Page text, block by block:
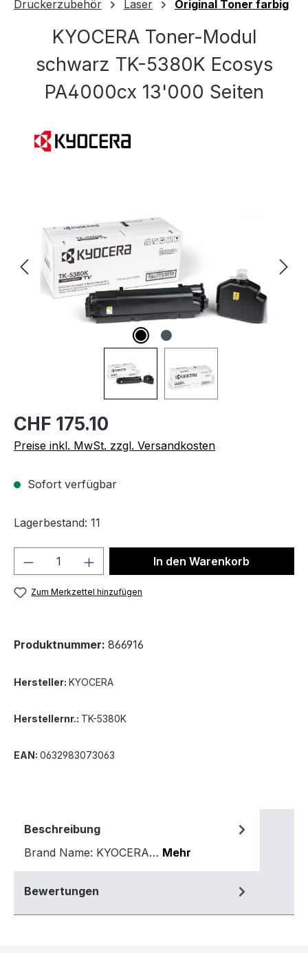
Druckerzubehör Laser Original Toner farbig
KYOCERA Toner-Modul
schwarz TK-5380K Ecosys
PA4000cx 13'000 Seiten
CHF 175.10
Preise inkl. MwSt. zzgl. Versandkosten
Sofort verfügbar
Lagerbestand: 11
Produkt Anzahl: Gib denIn den Warenkorb
Zum Merkzettel hinzufügen
Produktnummer: 866916
Hersteller: KYOCERA
Herstellernr.: TK-5380K
EAN: 0632983073063
Beschreibung
Brand Name: KYOCERA… Mehr
Bewertungen